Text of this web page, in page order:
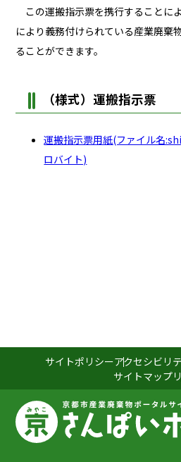
この運搬指示票を携行することに
により義務付けられている産業廃棄
ることができます。
（様式）運搬指示票
運搬指示票用紙(ファイル名
ロバイト)
サイトポリシーアクセシビリ
サイトマップ